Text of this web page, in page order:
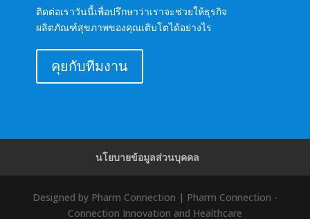
ติดต่อเราวันนี้เพื่อปรึกษาว่าเราจะช่วยให้ธุรกิจ
ผลิตภัณฑ์สุขภาพของคุณเติบโตได้อย่างไร
คุยกับทีมงาน
นโยบายข้อมูลส่วนบุคคล
Designed by Pharm Connection | Pharm Connection -
Connection Innovation and Healthcare